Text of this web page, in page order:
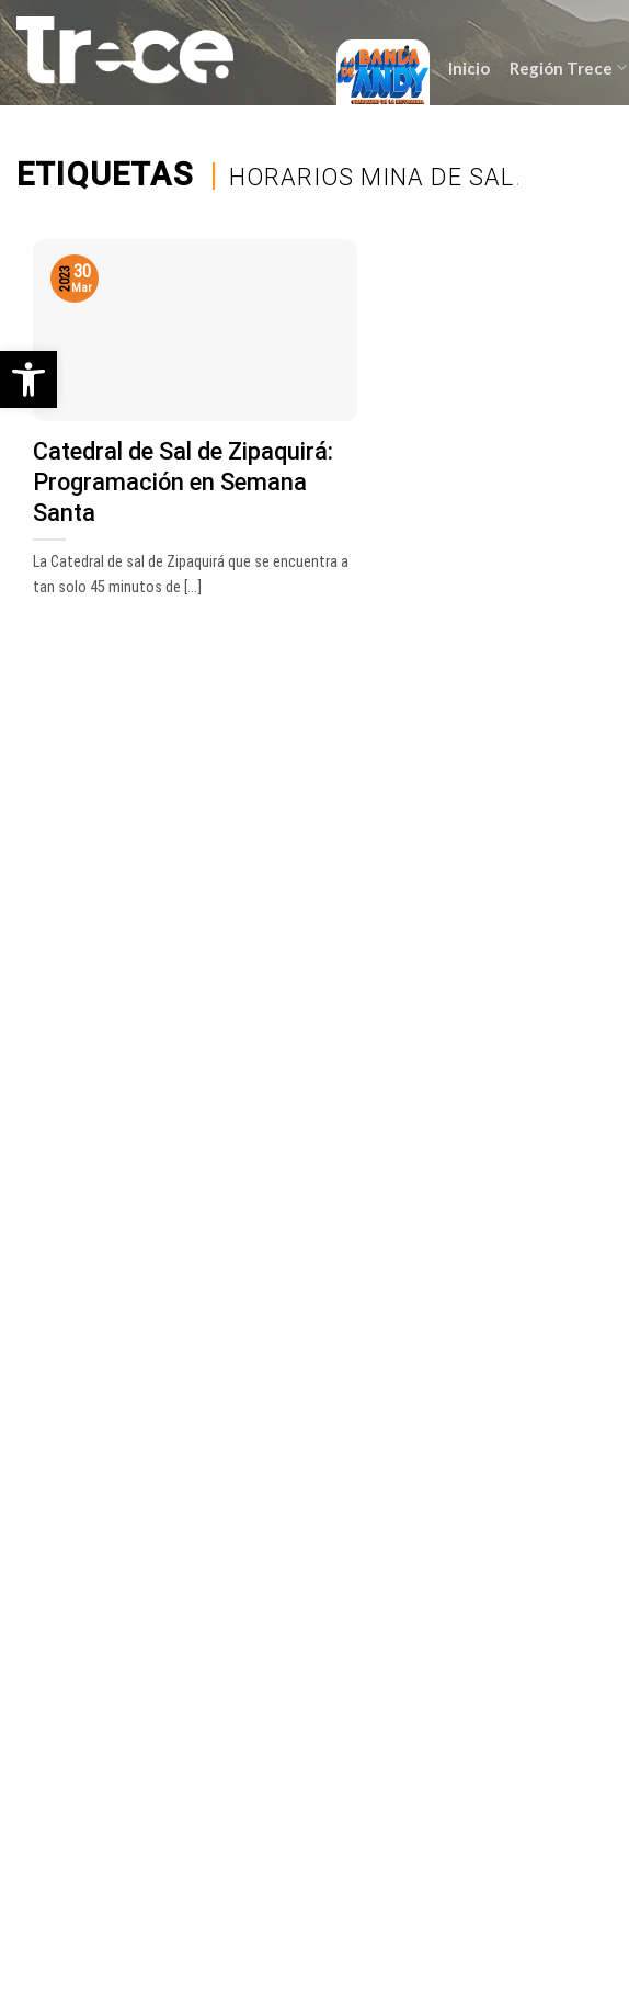
Saltar
al
contenido
Inicio Región Trece
ETIQUETAS | HORARIOS MINA DE SAL.
Catedral de Sal de Zipaquirá:
Programación en Semana
Santa
La Catedral de sal de Zipaquirá que se encuentra a
tan solo 45 minutos de [...]
30
Mar
2023
Abrir barra de herramientas